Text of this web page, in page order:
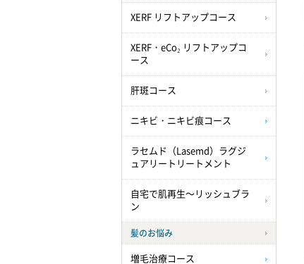
XERF リフトアップコース
XERF・eCo₂ リフトアップコ
ース
肝斑コース
ニキビ・ニキビ痕コース
ラセムド（Lasemd）ラグジ
ュアリートリートメント
自宅で肌再生～リッシュブラ
ン
髪のお悩み
増毛治療コース